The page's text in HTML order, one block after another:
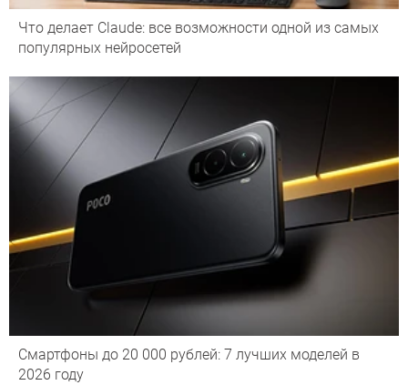
Что делает Сlaude: все возможности одной из самых
популярных нейросетей
Смартфоны до 20 000 рублей: 7 лучших моделей в
2026 году